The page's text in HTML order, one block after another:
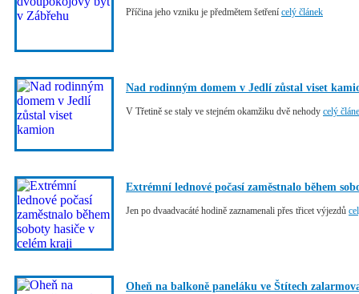
Příčina jeho vzniku je předmětem šetření celý článek
Nad rodinným domem v Jedlí zůstal viset
V Třetině se staly ve stejném okamžiku dvě nehody celý
Extrémní lednové počasí zaměstnalo během
Jen po dvaadvacáté hodině zaznamenali přes třicet výjezdů
Oheň na balkoně paneláku ve Štítech